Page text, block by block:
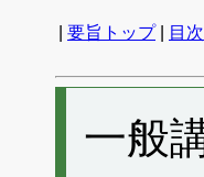
要旨トップ| 目次
一般